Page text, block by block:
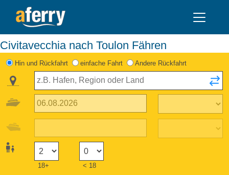
Civitavecchia nach Toulon Fähren
Hin und Rückfahrt einfache Fahrt Andere Rückfahrt
18+ < 18